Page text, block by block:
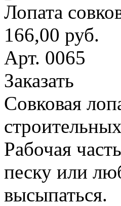
Лопата
166,00 руб.
Арт. 0065
Заказать
Совковая
Рабочая
песку или
высыпаться.